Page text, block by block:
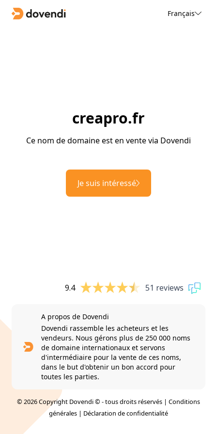
Français
creapro.fr
Ce nom de domaine est en vente via Dovendi
Je suis intéressé
9.4 51 reviews
A propos de Dovendi
Dovendi rassemble les acheteurs et les
vendeurs. Nous gérons plus de 250 000 noms
de domaine internationaux et servons
d'intermédiaire pour la vente de ces noms,
dans le but d'obtenir un bon accord pour
toutes les parties.
© 2026 Copyright Dovendi © - tous droits réservés | Conditions
générales | Déclaration de confidentialité